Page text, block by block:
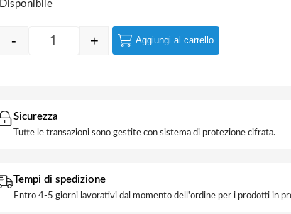
Disponibile
Quantity
- + Aggiungi al carrello
Sicurezza
Tutte le transazioni sono gestite con sistema di protezione cifrata.
Tempi di spedizione
Entro 4-5 giorni lavorativi dal momento dell'ordine per i prodotti in